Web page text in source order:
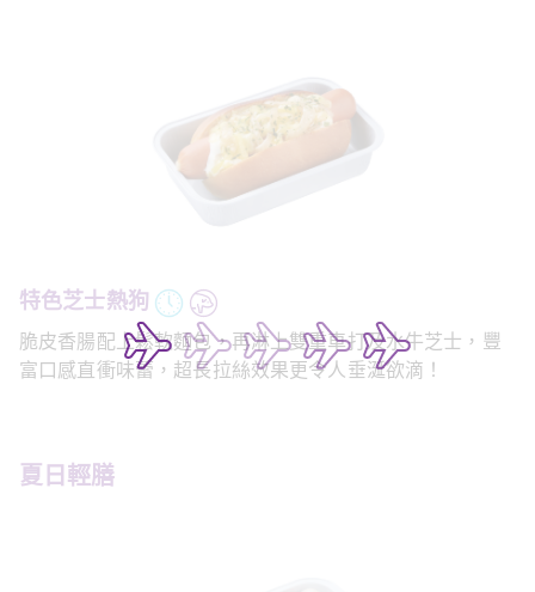
特色芝士熱狗
脆皮香腸配上鬆軟麵包，再淋上雙重車打及水牛芝士，豐
富口感直衝味蕾，超長拉絲效果更令人垂涎欲滴！
夏日輕膳